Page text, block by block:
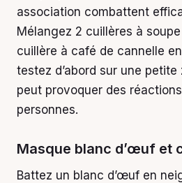
association combattent
Mélangez 2 cuillères à
cuillère à café de cannelle
testez d’abord sur une
peut provoquer des
personnes.
Masque blanc d’œuf et
Battez un blanc d’œuf en